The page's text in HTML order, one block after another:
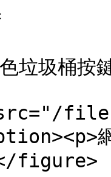
垃圾桶按
files/
網
figure>